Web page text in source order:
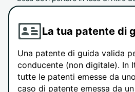
La tua patente di
Una patente di guida valida
conducente (non digitale). In
tutte le patenti emesse da
caso di patente emessa da un